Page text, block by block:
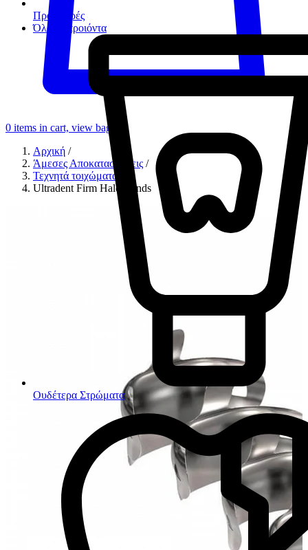
Προσφορές
Όλα τα προιόντα
Ουδέτερα Στρώματα
0 items in cart, view bag
Αρχική /
Άμεσες Αποκαταστάσεις /
Τεχνητά τοιχώματα
Ultradent Firm Halo Bands